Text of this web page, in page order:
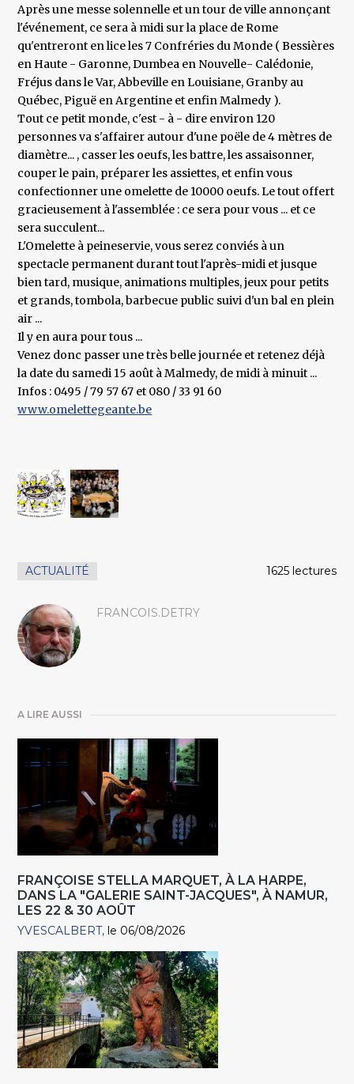
Après une messe solennelle et un tour de ville annonçant
l'événement, ce sera à midi sur la place de Rome
qu'entreront en lice les 7 Confréries du Monde ( Bessières
en Haute - Garonne, Dumbea en Nouvelle- Calédonie,
Fréjus dans le Var, Abbeville en Louisiane, Granby au
Québec, Piguë en Argentine et enfin Malmedy ).
Tout ce petit monde, c'est - à - dire environ 120
personnes va s'affairer autour d'une poële de 4 mètres de
diamètre... , casser les oeufs, les battre, les assaisonner,
couper le pain, préparer les assiettes, et enfin vous
confectionner une omelette de 10000 oeufs. Le tout offert
gracieusement à l'assemblée : ce sera pour vous ... et ce
sera succulent...
L'Omelette à peineservie, vous serez conviés à un
spectacle permanent durant tout l'après-midi et jusque
bien tard, musique, animations multiples, jeux pour petits
et grands, tombola, barbecue public suivi d'un bal en plein
air ...
Il y en aura pour tous ...
Venez donc passer une très belle journée et retenez déjà
la date du samedi 15 août à Malmedy, de midi à minuit ...
Infos : 0495 / 79 57 67 et 080 / 33 91 60
www.omelettegeante.be
ACTUALITÉ 1625 lectures
FRANCOIS.DETRY
A LIRE AUSSI
FRANÇOISE STELLA MARQUET, À LA HARPE,
DANS LA "GALERIE SAINT-JACQUES", À NAMUR,
LES 22 & 30 AOÛT
YVESCALBERT le 06/08/2026